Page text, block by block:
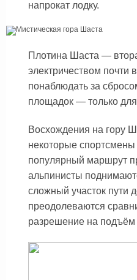
напрокат лодку.
Плотина Шаста —
электричеством
понаблюдать за
площадок — только
Восхождения на гору
некоторые
популярный маршрут
альпинисты
сложный участок пути
преодолеваются
разрешение на